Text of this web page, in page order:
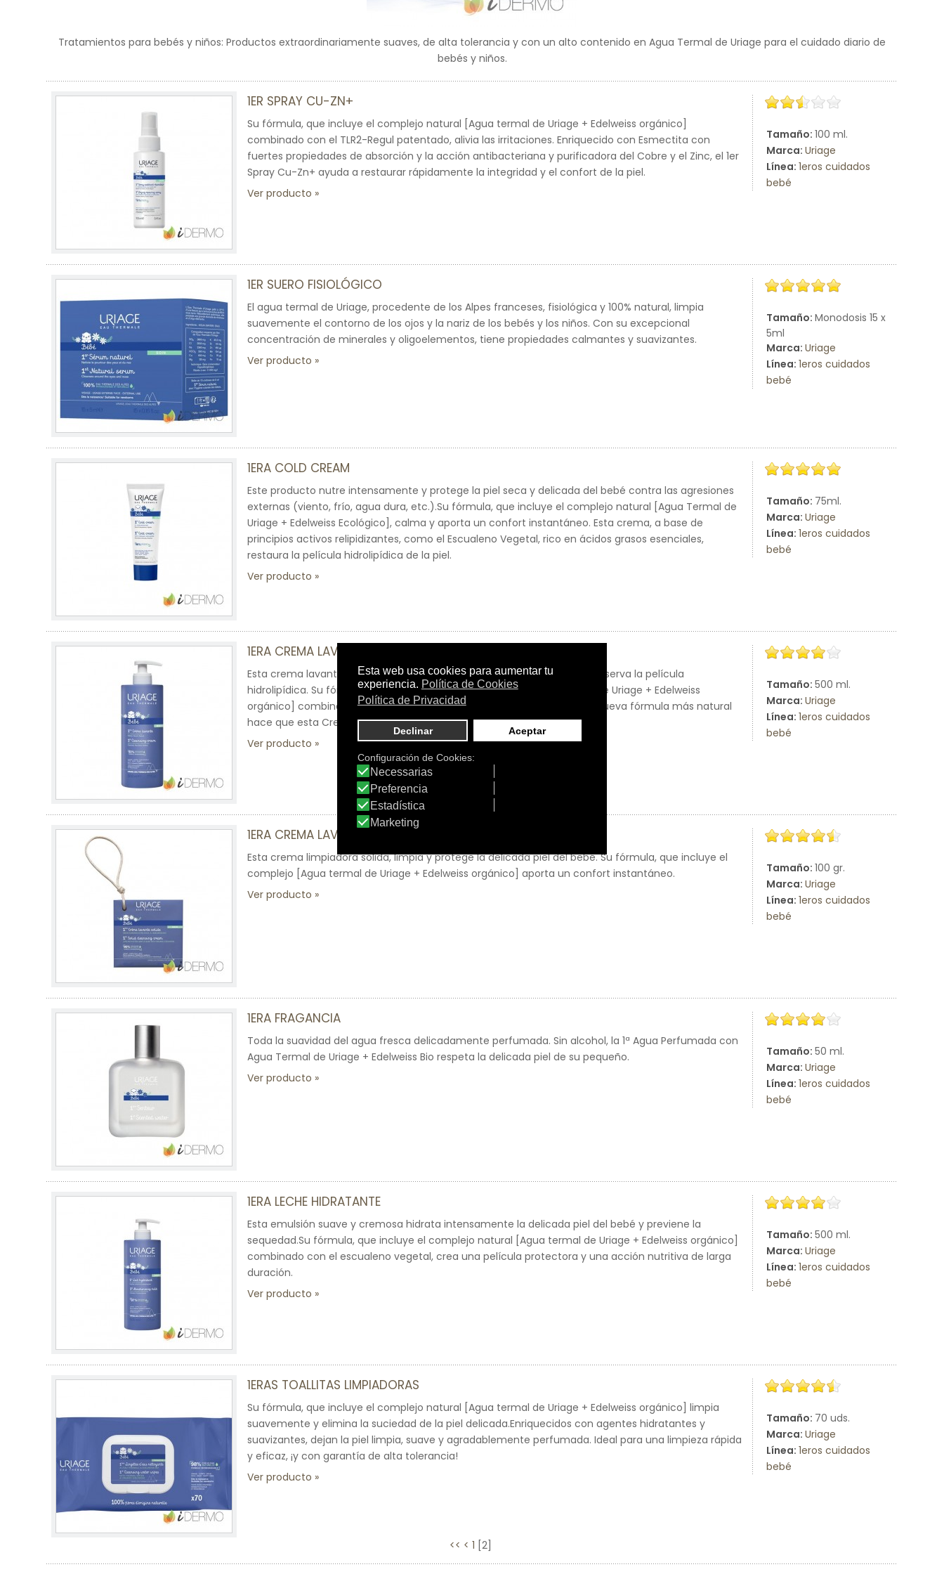
Tratamientos para bebés y niños: Productos extraordinariamente suaves, de alta tolerancia y con un alto contenido en Agua Termal de Uriage para el cuidado diario de
bebés y niños.
Tamaño: 100 ml.
Marca: Uriage
Línea: 1eros cuidados
bebé
1ER SPRAY CU-ZN+
Su fórmula, que incluye el complejo natural [Agua termal de Uriage + Edelweiss orgánico]
combinado con el TLR2-Regul patentado, alivia las irritaciones. Enriquecido con Esmectita con
fuertes propiedades de absorción y la acción antibacteriana y purificadora del Cobre y el Zinc, el 1er
Spray Cu-Zn+ ayuda a restaurar rápidamente la integridad y el confort de la piel.
Ver producto
Tamaño: Monodosis 15 x
5ml
Marca: Uriage
Línea: 1eros cuidados
bebé
1ER SUERO FISIOLÓGICO
El agua termal de Uriage, procedente de los Alpes franceses, fisiológica y 100% natural, limpia
suavemente el contorno de los ojos y la nariz de los bebés y los niños. Con su excepcional
concentración de minerales y oligoelementos, tiene propiedades calmantes y suavizantes.
Ver producto
Tamaño: 75ml.
Marca: Uriage
Línea: 1eros cuidados
bebé
1ERA COLD CREAM
Este producto nutre intensamente y protege la piel seca y delicada del bebé contra las agresiones
externas (viento, frío, agua dura, etc.).Su fórmula, que incluye el complejo natural [Agua Termal de
Uriage + Edelweiss Ecológico], calma y aporta un confort instantáneo. Esta crema, a base de
principios activos relipidizantes, como el Escualeno Vegetal, rico en ácidos grasos esenciales,
restaura la película hidrolipídica de la piel.
Ver producto
Tamaño: 500 ml.
Marca: Uriage
Línea: 1eros cuidados
bebé
1ERA CREMA LAVANTE
Esta crema lavante de textura rica y cremosa, limpia con suavidad y preserva la película
hidrolipídica. Su fórmula, que incluye el complejo natural [Agua termal de Uriage + Edelweiss
orgánico] combinado con manteca de Karité, deja la piel hidratada.Su nueva fórmula más natural
hace que esta Crema Lavante sea ideal para el baño del bebé.
Ver producto
Tamaño: 100 gr.
Marca: Uriage
Línea: 1eros cuidados
bebé
1ERA CREMA LAVANTE SÓLIDA
Esta crema limpiadora sólida, limpia y protege la delicada piel del bebé. Su fórmula, que incluye el
complejo [Agua termal de Uriage + Edelweiss orgánico] aporta un confort instantáneo.
Ver producto
Tamaño: 50 ml.
Marca: Uriage
Línea: 1eros cuidados
bebé
1ERA FRAGANCIA
Toda la suavidad del agua fresca delicadamente perfumada. Sin alcohol, la 1ª Agua Perfumada con
Agua Termal de Uriage + Edelweiss Bio respeta la delicada piel de su pequeño.
Ver producto
Tamaño: 500 ml.
Marca: Uriage
Línea: 1eros cuidados
bebé
1ERA LECHE HIDRATANTE
Esta emulsión suave y cremosa hidrata intensamente la delicada piel del bebé y previene la
sequedad.Su fórmula, que incluye el complejo natural [Agua termal de Uriage + Edelweiss orgánico]
combinado con el escualeno vegetal, crea una película protectora y una acción nutritiva de larga
duración.
Ver producto
Tamaño: 70 uds.
Marca: Uriage
Línea: 1eros cuidados
bebé
1ERAS TOALLITAS LIMPIADORAS
Su fórmula, que incluye el complejo natural [Agua termal de Uriage + Edelweiss orgánico] limpia
suavemente y elimina la suciedad de la piel delicada.Enriquecidos con agentes hidratantes y
suavizantes, dejan la piel limpia, suave y agradablemente perfumada. Ideal para una limpieza rápida
y eficaz, ¡y con garantía de alta tolerancia!
Ver producto
<< < 1 2